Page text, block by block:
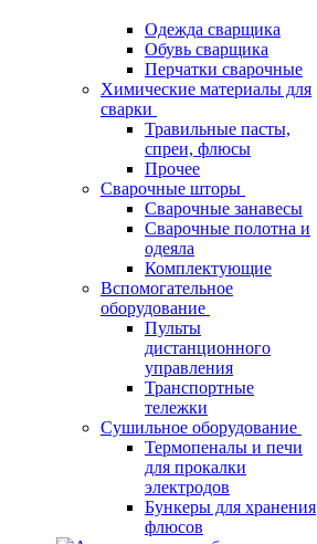
Одежда сварщика
Обувь сварщика
Перчатки сварочные
Химические материалы для
сварки
Травильные пасты,
спреи, флюсы
Прочее
Сварочные шторы
Сварочные занавесы
Сварочные полотна и
одеяла
Комплектующие
Вспомогательное
оборудование
Пульты
дистанционного
управления
Транспортные
тележки
Сушильное оборудование
Термопеналы и печи
для прокалки
электродов
Бункеры для хранения
флюсов